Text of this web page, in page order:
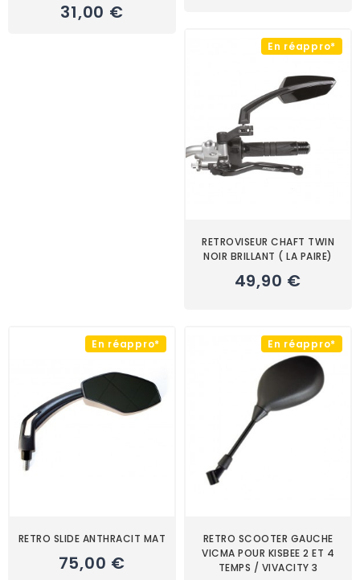
31,00 €
En réappro*
RETROVISEUR CHAFT TWIN
NOIR BRILLANT ( LA PAIRE)
49,90 €
En réappro*
RETRO SLIDE ANTHRACIT MAT
75,00 €
En réappro*
RETRO SCOOTER GAUCHE
VICMA POUR KISBEE 2 ET 4
TEMPS / VIVACITY 3